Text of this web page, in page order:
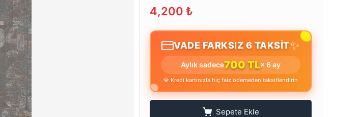
4,200 ₺
VADE FARKSIZ 6 TAKSİT✨
Aylık sadece700 TL× 6 ay
💎 Kredi kartınızla hiç faiz ödemeden taksitlendirin
Sepete Ekle